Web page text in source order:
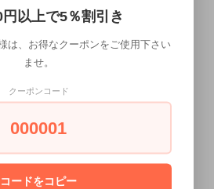
商品を購入する
以上で5％割引き
は、お得なクーポンをご使用下さい
ませ。
クーポンコード
000001
コードをコピー